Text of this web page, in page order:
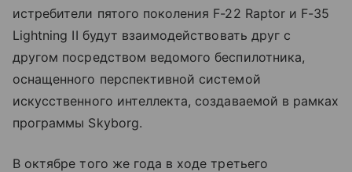
истребители пятого поколения F-22 Raptor и F-35
Lightning II будут взаимодействовать друг с
другом посредством ведомого беспилотника,
оснащенного перспективной системой
искусственного интеллекта, создаваемой в рамках
программы Skyborg.
В октябре того же года в ходе третьего